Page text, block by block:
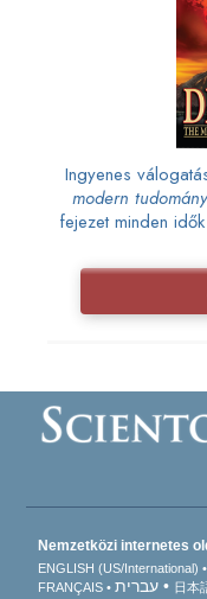
Ingyenes
modern
fejezet minden
Nemzetközi internetes
ENGLISH (US/International)
FRANÇAIS
עברית 日本